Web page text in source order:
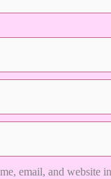
email, and website